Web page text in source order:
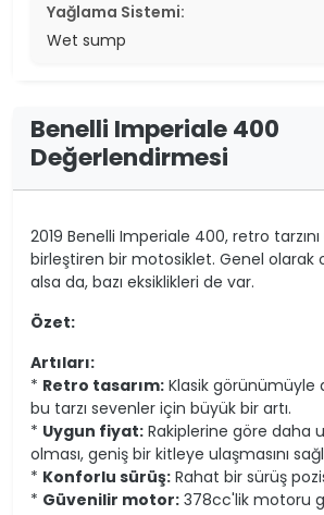
Yağlama Sistemi:
Wet sump
Benelli Imperiale 400
Değerlendirmesi
2019 Benelli Imperiale 400, retro
birleştiren bir motosiklet. Genel olarak
alsa da, bazı eksiklikleri de var.
Özet:
Artıları:
* Retro tasarım: Klasik görünümüyle
bu tarzı sevenler için büyük bir artı.
* Uygun fiyat: Rakiplerine göre daha
olması, geniş bir kitleye ulaşmasını
* Konforlu sürüş: Rahat bir sürüş
* Güvenilir motor: 378cc'lik motoru